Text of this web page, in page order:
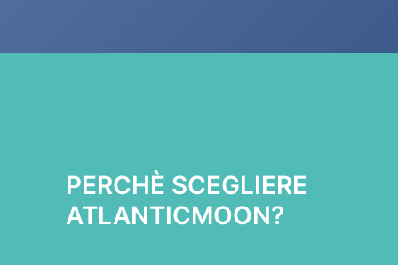
PERCHÈ SCEGLIERE
ATLANTICMOON?